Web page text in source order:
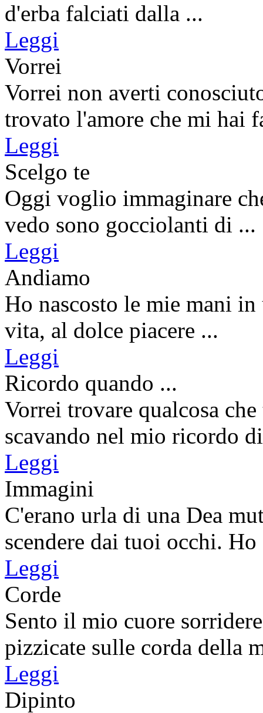
d'erba falciati dalla ...
Leggi
Vorrei
Vorrei non averti
trovato l'amore che mi hai
Leggi
Scelgo te
Oggi voglio immaginare
vedo sono gocciolanti di ...
Leggi
Andiamo
Ho nascosto le mie mani
vita, al dolce piacere ...
Leggi
Ricordo quando ...
Vorrei trovare qualcosa
scavando nel mio ricordo
Leggi
Immagini
C'erano urla di una Dea
scendere dai tuoi occhi. Ho
Leggi
Corde
Sento il mio cuore
pizzicate sulle corda della
Leggi
Dipinto